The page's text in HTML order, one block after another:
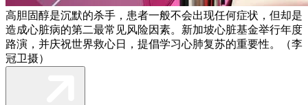
高胆固醇是沉默的杀手，患者一般不会出现任何症状，但却是
造成心脏病的第二最常见风险因素。新加坡心脏基金举行年度
路演，并庆祝世界救心日，提倡学习心肺复苏的重要性。（李
冠卫摄）